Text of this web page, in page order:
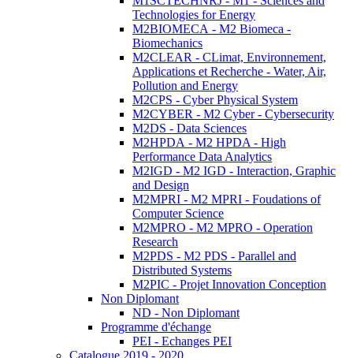
Technologies for Energy
M2BIOMECA - M2 Biomeca -
Biomechanics
M2CLEAR - CLimat, Environnement,
Applications et Recherche - Water, Air,
Pollution and Energy
M2CPS - Cyber Physical System
M2CYBER - M2 Cyber - Cybersecurity
M2DS - Data Sciences
M2HPDA - M2 HPDA - High
Performance Data Analytics
M2IGD - M2 IGD - Interaction, Graphic
and Design
M2MPRI - M2 MPRI - Foudations of
Computer Science
M2MPRO - M2 MPRO - Operation
Research
M2PDS - M2 PDS - Parallel and
Distributed Systems
M2PIC - Projet Innovation Conception
Non Diplomant
ND - Non Diplomant
Programme d'échange
PEI - Echanges PEI
Catalogue 2019 - 2020